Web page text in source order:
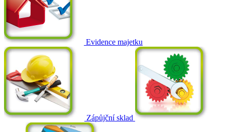
Evidence majetku
Zápůjční sklad